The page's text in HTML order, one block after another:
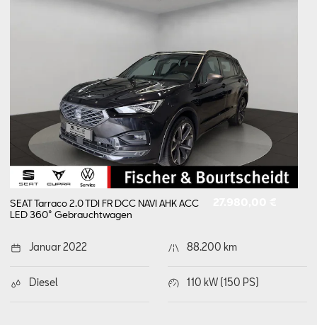
SEAT Tarraco 2.0 TDI FR DCC NAVI AHK ACC
LED 360° Gebrauchtwagen
Januar 2022 88.200 km
Diesel 110 kW (150 PS)